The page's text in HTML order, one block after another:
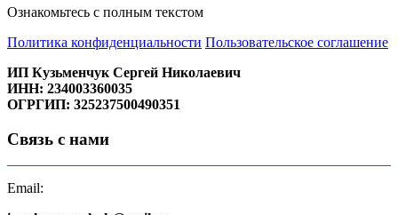
Ознакомьтесь с полным текстом
Политика конфиденциальности Пользовательское соглашение
ИП Кузьменчук Сергей Николаевич
ИНН: 234003360035
ОГРГИП: 325237500490351
Связь с нами
Email: